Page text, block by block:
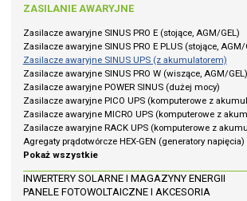
ZASILANIE AWARYJNE
Zasilacze awaryjne SINUS PRO E (stojące, AGM/GEL)
Zasilacze awaryjne SINUS PRO E PLUS (stojące, AGM/
Zasilacze awaryjne SINUS UPS (z akumulatorem)
Zasilacze awaryjne SINUS PRO W (wiszące, AGM/GEL)
Zasilacze awaryjne POWER SINUS (dużej mocy)
Zasilacze awaryjne PICO UPS (komputerowe z
Zasilacze awaryjne MICRO UPS (komputerowe z
Zasilacze awaryjne RACK UPS (komputerowe z
Agregaty prądotwórcze HEX-GEN (generatory napięcia)
Pokaż wszystkie
INWERTERY SOLARNE I MAGAZYNY ENERGII
PANELE FOTOWOLTAICZNE I AKCESORIA